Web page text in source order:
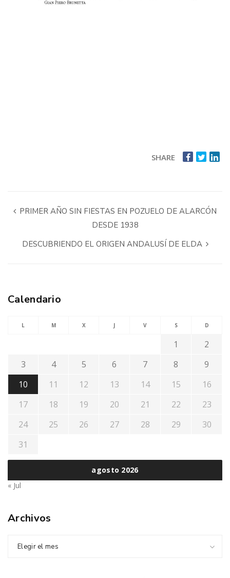
SHARE
PRIMER AÑO SIN FIESTAS EN POZUELO DE ALARCÓN
DESDE 1938
DESCUBRIENDO EL ORIGEN ANDALUSÍ DE ELDA
Calendario
agosto 2026
L M X J V S D
1
2
3
4 5 6 7 8
9
10
11 12 13 14 15
16
17
18 19 20 21 22
23
24
25 26 27 28 29
30
31
« Jul
Archivos
Elegir el mes